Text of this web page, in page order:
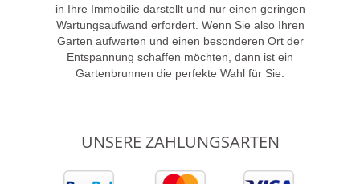
in Ihre Immobilie darstellt und nur einen geringen
Wartungsaufwand erfordert. Wenn Sie also Ihren
Garten aufwerten und einen besonderen Ort der
Entspannung schaffen möchten, dann ist ein
Gartenbrunnen die perfekte Wahl für Sie.
UNSERE ZAHLUNGSARTEN